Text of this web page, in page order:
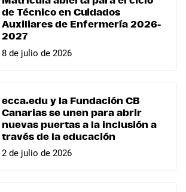
de Técnico en Cuidados
Auxiliares de Enfermería 2026-
2027
8 de julio de 2026
ecca.edu y la Fundación CB
Canarias se unen para abrir
nuevas puertas a la inclusión a
través de la educación
2 de julio de 2026